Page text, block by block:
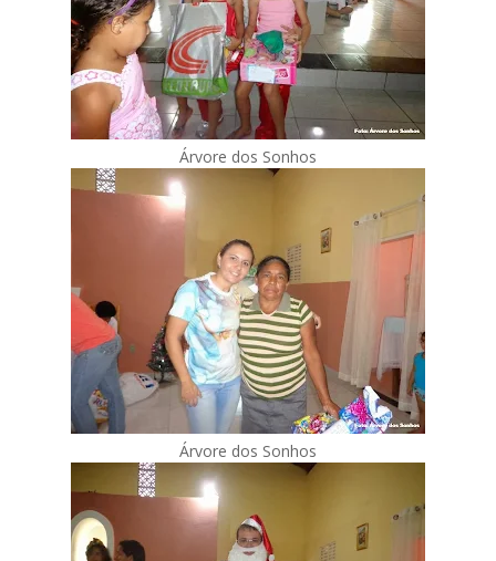
Árvore dos Sonhos
Árvore dos Sonhos